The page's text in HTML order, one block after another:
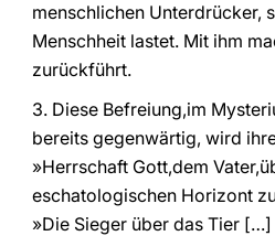
menschlichen Unterdrücker,
Menschheit lastet. Mit ihm
zurückführt.
3. Diese Befreiung,im
bereits gegenwärtig, wird
»Herrschaft Gott,dem
eschatologischen Horizont
»Die Sieger über das Tier